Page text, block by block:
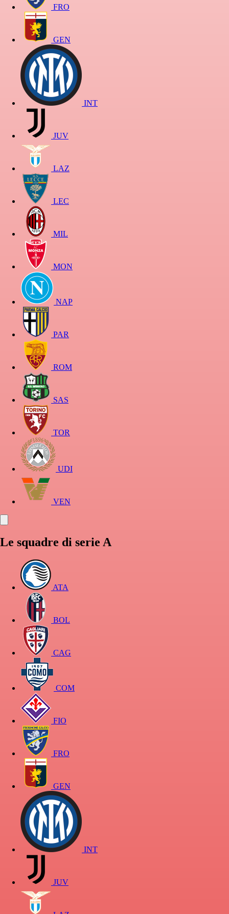
FRO
GEN
INT
JUV
LAZ
LEC
MIL
MON
NAP
PAR
ROM
SAS
TOR
UDI
VEN
Le squadre di serie A
ATA
BOL
CAG
COM
FIO
FRO
GEN
INT
JUV